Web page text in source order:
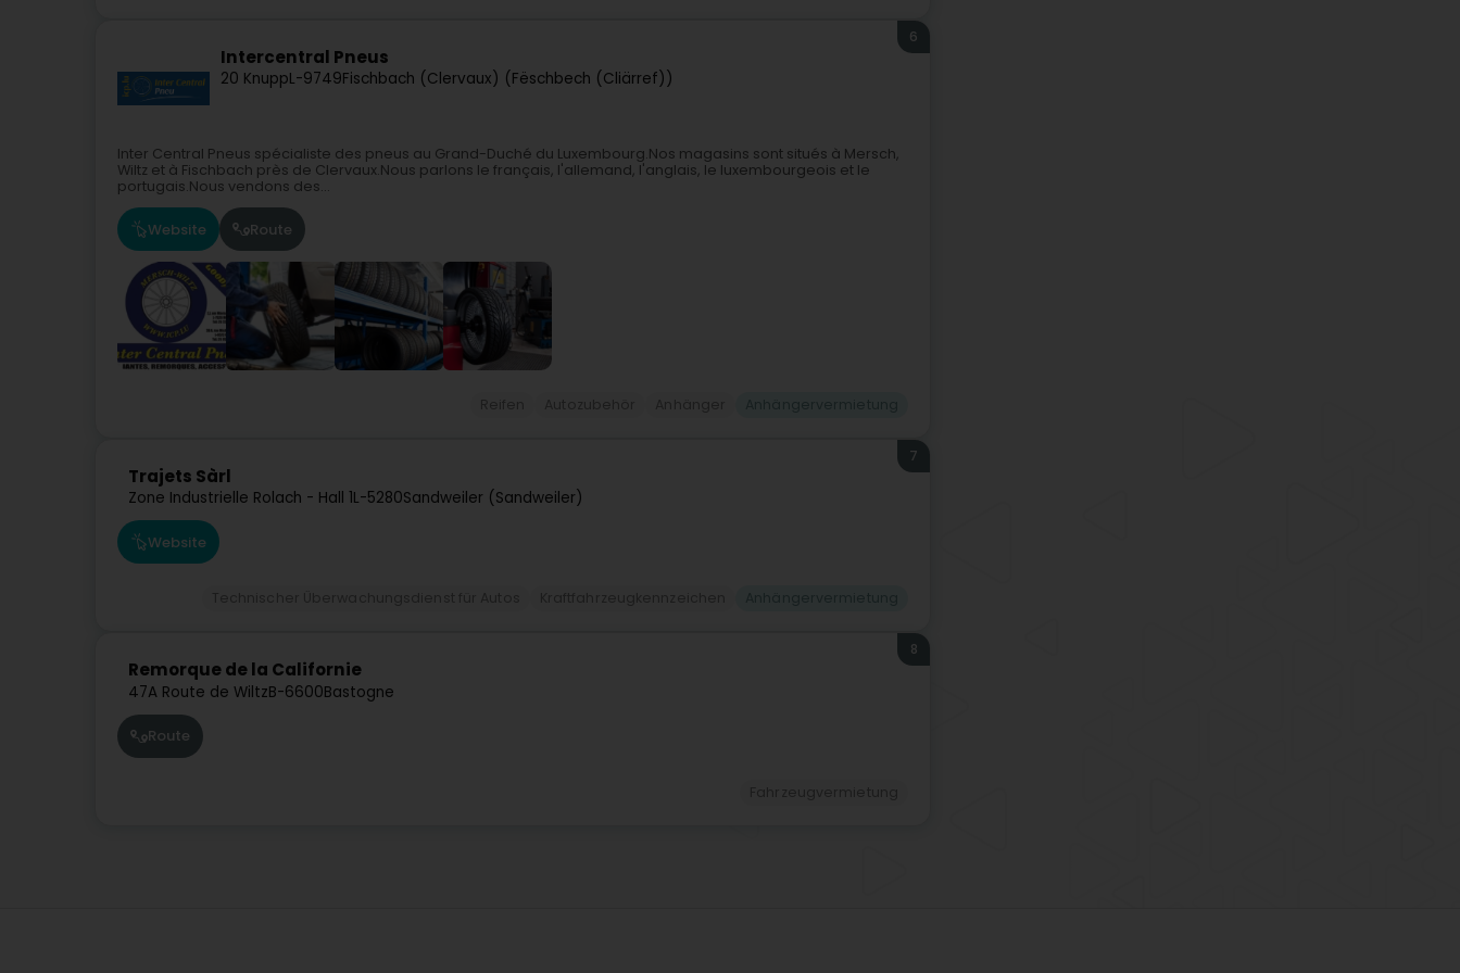
Intercentral Pneus
20 KnuppL-9749Fischbach (Clervaux) (Fëschbech (Cliärref))
6
Inter Central Pneus spécialiste des pneus au Grand-Duché du Luxembourg.Nos magasins sont situés à Mersch,
Wiltz et à Fischbach près de Clervaux.Nous parlons le français, l'allemand, l'anglais, le luxembourgeois et le
portugais.Nous vendons des...
Website Route
Trajets Sàrl
Zone Industrielle Rolach - Hall 1L-5280Sandweiler (Sandweiler)
7
Website
Remorque de la Californie
47A Route de WiltzB-6600Bastogne
8
Route